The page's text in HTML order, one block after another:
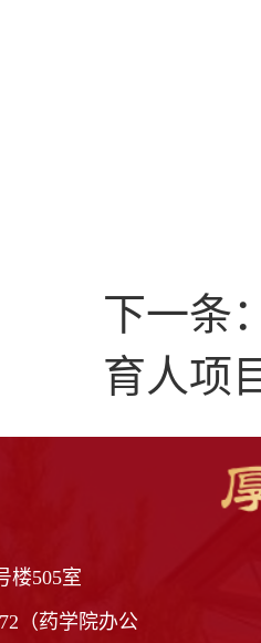
下一条
育人项
楼505室
（药学院办公